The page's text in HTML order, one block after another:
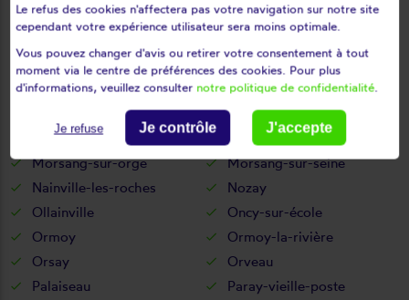
Mennecy
Méréville
Milly-la-forêt
Moigny-sur-école
Mondeville
Monnerville
Montlhéry
Morangis
Morigny-champigny
Morsang-sur-orge
Morsang-sur-seine
Nainville-les-roches
Nozay
Ollainville
Oncy-sur-école
Ormoy
Ormoy-la-rivière
Orsay
Orveau
Palaiseau
Paray-vieille-poste
Le refus des cookies n'affectera pas votre navigation sur notre site
cependant votre expérience utilisateur sera moins optimale.
Vous pouvez changer d'avis ou retirer votre consentement à tout
moment via le centre de préférences des cookies. Pour plus
d'informations, veuillez consulter notre politique de confidentialité.
Je refuse Je contrôle J'accepte